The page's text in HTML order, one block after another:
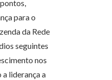
para o
da Rede
seguintes
nos
liderança a